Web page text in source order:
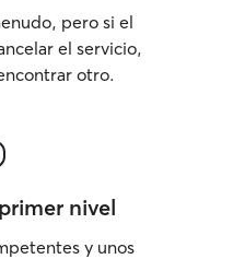
pero si el
el servicio,
otro.
nivel
y unos